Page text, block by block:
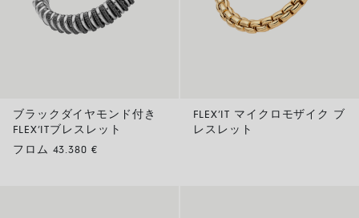
ブラックダイヤモンド付き
FLEX’ITブレスレット
フロム 43.380 €
FLEX’IT マイクロモザイク ブ
レスレット